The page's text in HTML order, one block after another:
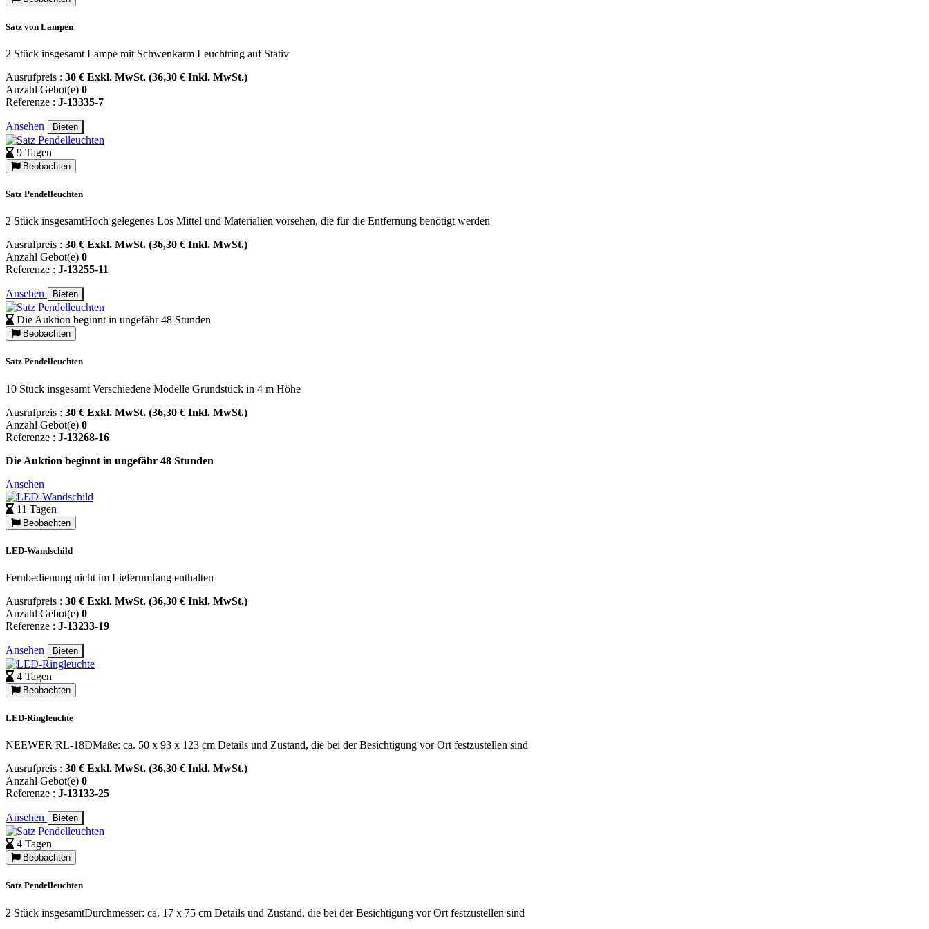
Satz von Lampen
2 Stück insgesamt Lampe mit Schwenkarm Leuchtring auf Stativ
Ausrufpreis : 30 € Exkl. MwSt. (36,30 € Inkl. MwSt.)
Anzahl Gebot(e) 0
Referenze : J-13335-7
Ansehen Bieten
9 Tagen
Beobachten
Satz Pendelleuchten
2 Stück insgesamtHoch gelegenes Los Mittel und Materialien vorsehen, die für die Entfernung benötigt werden
Ausrufpreis : 30 € Exkl. MwSt. (36,30 € Inkl. MwSt.)
Anzahl Gebot(e) 0
Referenze : J-13255-11
Ansehen Bieten
Die Auktion beginnt in ungefähr 48 Stunden
Beobachten
Satz Pendelleuchten
10 Stück insgesamt Verschiedene Modelle Grundstück in 4 m Höhe
Ausrufpreis : 30 € Exkl. MwSt. (36,30 € Inkl. MwSt.)
Anzahl Gebot(e) 0
Referenze : J-13268-16
Die Auktion beginnt in ungefähr 48 Stunden
Ansehen
11 Tagen
Beobachten
LED-Wandschild
Fernbedienung nicht im Lieferumfang enthalten
Ausrufpreis : 30 € Exkl. MwSt. (36,30 € Inkl. MwSt.)
Anzahl Gebot(e) 0
Referenze : J-13233-19
Ansehen Bieten
4 Tagen
Beobachten
LED-Ringleuchte
NEEWER RL-18DMaße: ca. 50 x 93 x 123 cm Details und Zustand, die bei der Besichtigung vor Ort festzustellen sind
Ausrufpreis : 30 € Exkl. MwSt. (36,30 € Inkl. MwSt.)
Anzahl Gebot(e) 0
Referenze : J-13133-25
Ansehen Bieten
4 Tagen
Beobachten
Satz Pendelleuchten
2 Stück insgesamtDurchmesser: ca. 17 x 75 cm Details und Zustand, die bei der Besichtigung vor Ort festzustellen sind